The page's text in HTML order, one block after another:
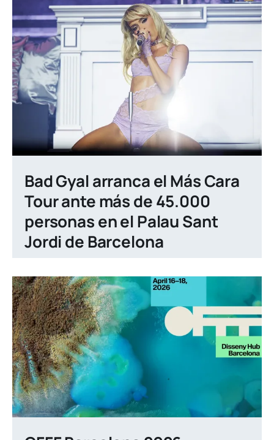
Bad Gyal arranca el Más Cara
Tour ante más de 45.000
personas en el Palau Sant
Jordi de Barcelona